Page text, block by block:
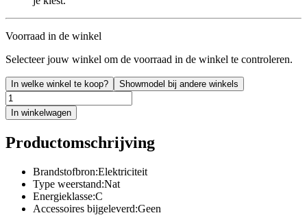
Voorraad in de winkel
Selecteer jouw winkel om de voorraad in de winkel te controleren.
In welke winkel te koop? Showmodel bij andere winkels
In winkelwagen
Productomschrijving
Brandstofbron:Elektriciteit
Type weerstand:Nat
Energieklasse:C
Accessoires bijgeleverd:Geen